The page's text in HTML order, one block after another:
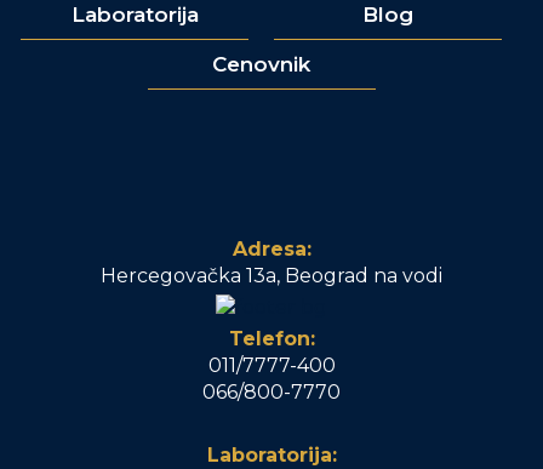
Laboratorija Blog
Cenovnik
Adresa:
Hercegovačka 13a, Beograd na vodi
Telefon:
011/7777-400
066/800-7770
Laboratorija: